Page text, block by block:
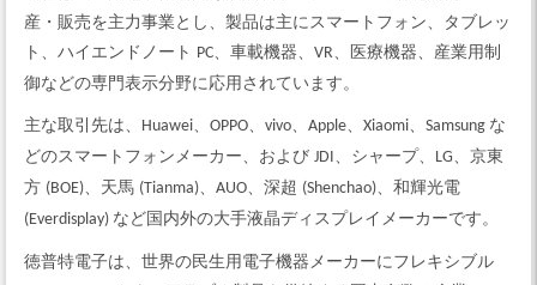
産・販売を主力事業とし、製品は主にスマートフォン、タブレッ
ト、ハイエンドノート PC 、車載機器、 VR 、医療機器、産業用制
御などの専門表示分野に応用されています。
主な取引先は、 Huawei OPPO vivo Apple Xiaomi Samsung な
どのスマートフォンメーカー、および JDI 、シャープ、 LG 、京東
方 (BOE) 、天馬 (Tianma) AUO 、深超 (Shenchao) 、和輝光電
(Everdisplay) など国内外の大手液晶ディスプレイメーカーです。
徳普特電子は、世界の民生用電子機器メーカーにフレキシブル